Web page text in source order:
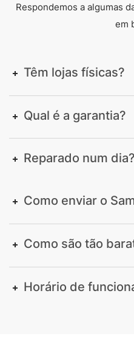
Respondemos a algumas
em
Têm lojas físicas?
Qual é a garantia?
Reparado num dia?
Como enviar o
Como são tão
Horário de